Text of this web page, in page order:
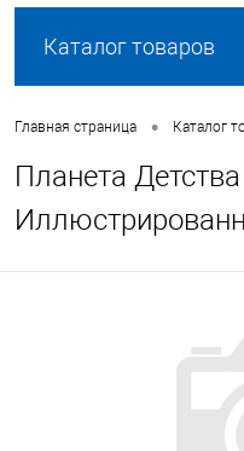
Каталог товаров
Главная страница • Каталог
Планета